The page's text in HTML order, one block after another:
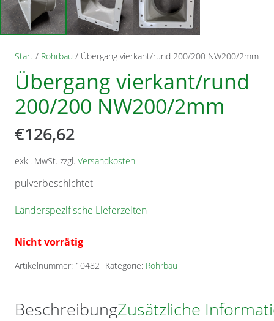
Start / Rohrbau / Übergang vierkant/rund 200/200 NW200/2mm
Übergang vierkant/rund
200/200 NW200/2mm
€126,62
exkl. MwSt. zzgl. Versandkosten
pulverbeschichtet
Länderspezifische Lieferzeiten
Nicht vorrätig
Artikelnummer: 10482 Kategorie: Rohrbau
BeschreibungZusätzliche